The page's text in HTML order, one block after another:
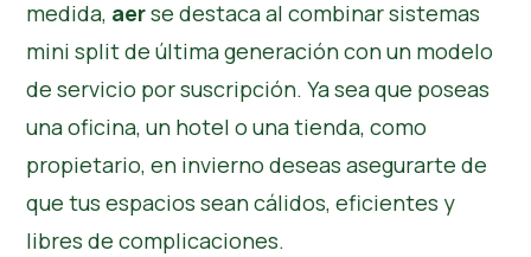
medida, aerse destaca al combinar sistemas
mini split de última generación con un modelo
de servicio por suscripción. Ya sea que poseas
una oficina, un hotel o una tienda, como
propietario, en invierno deseas asegurarte de
que tus espacios sean cálidos, eficientes y
libres de complicaciones.